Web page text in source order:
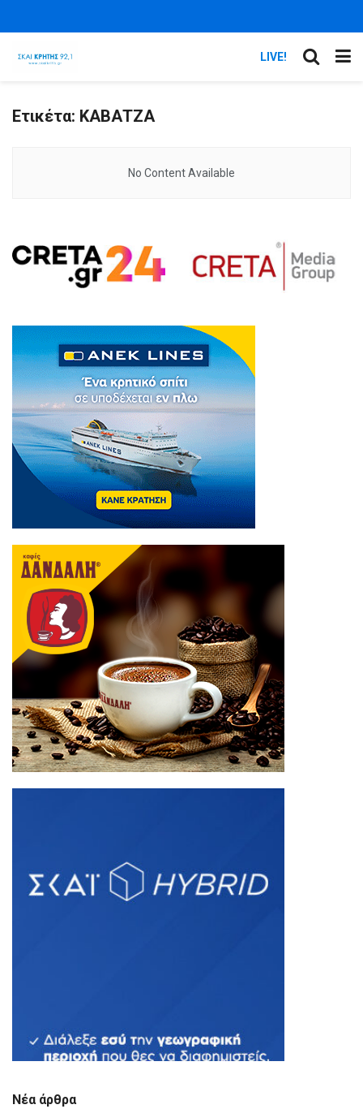
LIVE!
Ετικέτα: ΚΑΒΑΤΖΑ
No Content Available
Νέα άρθρα